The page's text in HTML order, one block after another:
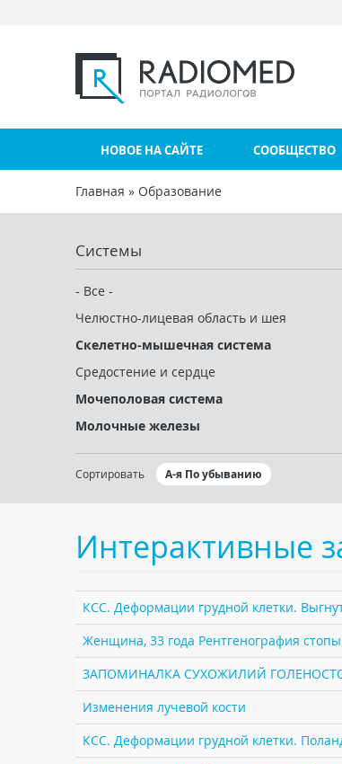
НОВОЕ НА САЙТЕ СООБЩЕСТВО
Вы здесь
Главная » Образование
Системы
- Все -
Челюстно-лицевая область и шея
Скелетно-мышечная система
Средостение и сердце
Мочеполовая система
Молочные железы
Сортировать А-я По убыванию
Интерактивные
КСС. Деформации грудной клетки.
Женщина, 33 года Рентгенография стопы
ЗАПОМИНАЛКА СУХОЖИЛИЙ
Изменения лучевой кости
КСС. Деформации грудной клетки.